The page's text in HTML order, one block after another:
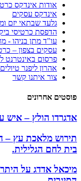
אודות אינדקס
אינדקס עסקים
גלעד שבתאי יזם
הדפסת כרטיסי
עו"ד מתן בניהו -
עסקים בצפון –
פרסום באינטרנט
אהרון ליפנר
צור איתנו קשר
פוסטים אחרונים
אדגרדו הולץ – איש
תירוש מלאכת עץ –
בית לחם הגלילית.
מיכאל אדדג על